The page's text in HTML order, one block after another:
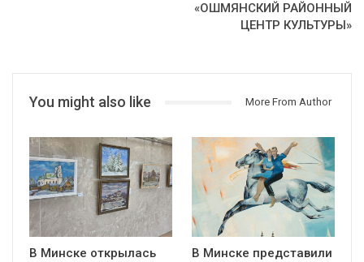
«ОШМЯНСКИЙ РАЙОННЫЙ
ЦЕНТР КУЛЬТУРЫ»
You might also like More From Author
В Минске открылась
В Минске представили